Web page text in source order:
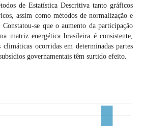
de Estatística Descritiva tanto gráficos
assim como métodos de normalização e
Constatou-se que o aumento da participação
matriz energética brasileira é consistente,
ocorridas em determinadas partes
governamentais têm surtido efeito.